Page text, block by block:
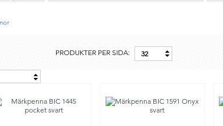
PRODUKTER PER SIDA: 32